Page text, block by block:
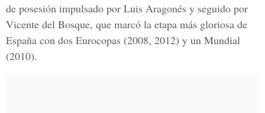
de posesión impulsado por Luis Aragonés y seguido por
Vicente del Bosque, que marcó la etapa más gloriosa de
España con dos Eurocopas (2008, 2012) y un Mundial
(2010).